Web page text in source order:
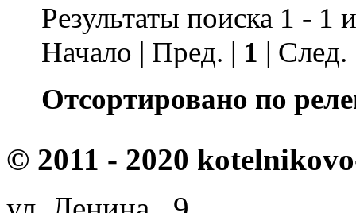
Результаты поиска 1 - 1
Начало | Пред. | 1 |
Отсортировано по
© 2011 - 2020